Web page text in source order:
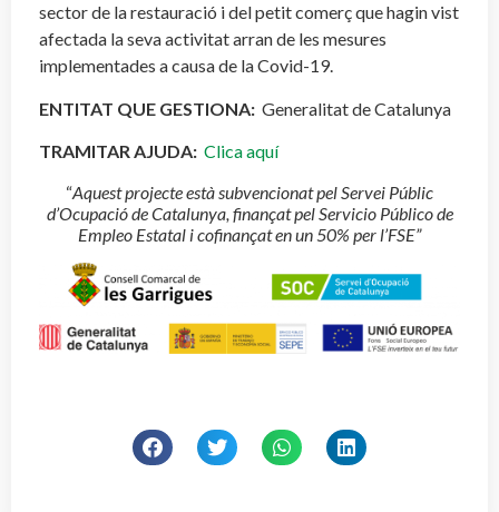
sector de la restauració i del petit comerç que hagin vist
afectada la seva activitat arran de les mesures
implementades a causa de la Covid-19.
ENTITAT QUE GESTIONA: Generalitat de Catalunya
TRAMITAR AJUDA: Clica aquí
“Aquest projecte està subvencionat pel Servei Públic
d’Ocupació de Catalunya, finançat pel Servicio Público de
Empleo Estatal i cofinançat en un 50% per l’FSE”